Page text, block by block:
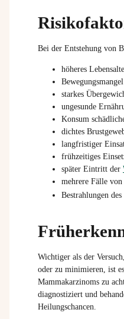
Bei der Entstehung von
höheres
Bewegungsmangel
starkes
ungesunde
Konsum
dichtes
langfristiger
frühzeitiges
später Eintritt der
mehrere Fälle
Bestrahlungen
Wichtiger als der Versuch,
oder zu minimieren, ist
Mammakarzinoms zu
diagnostiziert und
Heilungschancen.